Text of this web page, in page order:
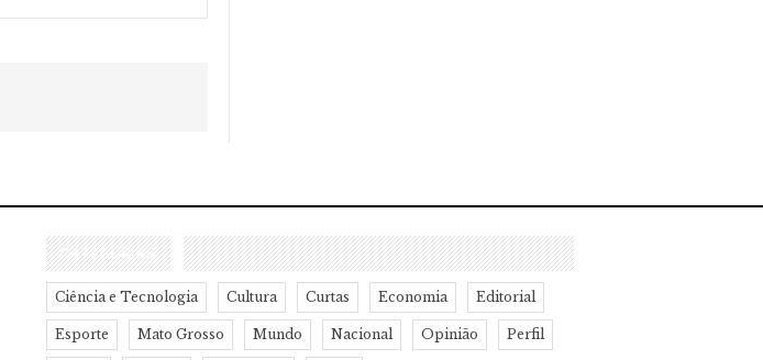
CATEGORIAS
Ciência e Tecnologia Cultura Curtas Economia Editorial
Esporte Mato Grosso Mundo Nacional Opinião Perfil